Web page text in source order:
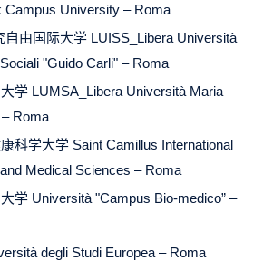
Campus University – Roma
由国际大学 LUISS_Libera Università
"Guido Carli" – Roma
学 LUMSA_Libera Università Maria
Roma
科学大学 Saint Camillus International
Medical Sciences – Roma
学 Università "Campus Bio-medico” –
degli Studi Europea – Roma